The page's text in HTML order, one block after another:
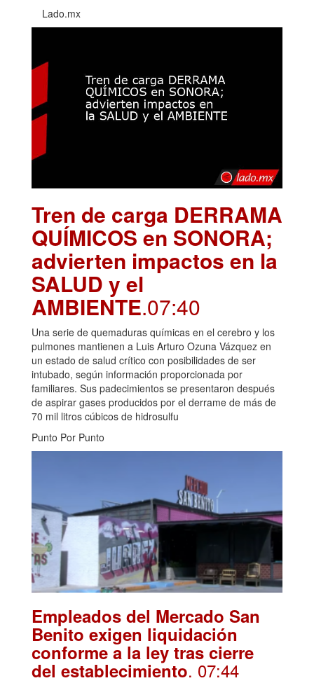
Lado.mx
Tren de carga DERRAMA
QUÍMICOS en SONORA;
advierten impactos en la
SALUD y el
AMBIENTE.07:40
Una serie de quemaduras químicas en el cerebro y los
pulmones mantienen a Luis Arturo Ozuna Vázquez en
un estado de salud crítico con posibilidades de ser
intubado, según información proporcionada por
familiares. Sus padecimientos se presentaron después
de aspirar gases producidos por el derrame de más de
70 mil litros cúbicos de hidrosulfu
Punto Por Punto
Empleados del Mercado San
Benito exigen liquidación
conforme a la ley tras cierre
del establecimiento. 07:44